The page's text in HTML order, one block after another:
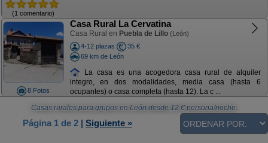
(1 comentario)
8 Fotos
Casa Rural La Cervatina
Casa Rural en Puebla de Lillo (León)
4-12 plazas
35 €
69 km de León
La casa es una acogedora casa rural de alquiler
integro, en dos modalidades, media casa (hasta 6
ocupantes) o casa completa (hasta 12). La c ...
Casas rurales para grupos en León desde 12€ persona/noche.
Página 1 de 2 | Siguiente »